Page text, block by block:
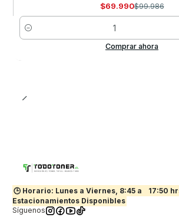
$69.990$99.986
Cantidad
Comprar ahora
🕒 Horario: Lunes a Viernes, 8:45 a
17:50
Estacionamientos Disponibles
Síguenos